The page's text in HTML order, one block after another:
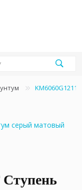
Ступень